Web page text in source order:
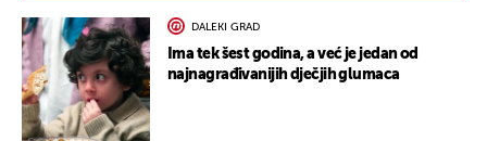
DALEKI GRAD
Ima tek šest godina, a već je jedan od
najnagrađivanijih dječjih glumaca